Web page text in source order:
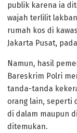
publik karena ia
wajah terlilit
rumah kos di
Jakarta Pusat,
Namun, hasil
Bareskrim Polri
tanda-tanda
orang lain, seperti
di dalam maupun
ditemukan.